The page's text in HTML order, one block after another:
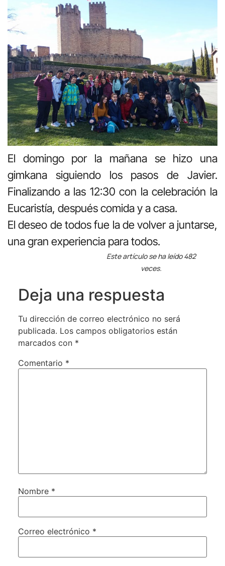
El domingo por la mañana se hizo una
gimkana siguiendo los pasos de Javier.
Finalizando a las 12:30 con la celebración la
Eucaristía, después comida y a casa.
El deseo de todos fue la de volver a juntarse,
una gran experiencia para todos.
Este artículo se ha leído 482
veces.
Deja una respuesta
Tu dirección de correo electrónico no será
publicada. Los campos obligatorios están
marcados con *
Comentario *
Nombre *
Correo electrónico *